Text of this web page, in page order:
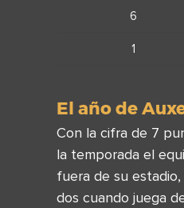
6
1
El año de
Con la cifra de 7
la temporada el
fuera de su
dos cuando juega